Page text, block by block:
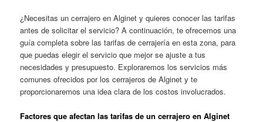
¿Necesitas un cerrajero en Alginet y quieres conocer las tarifas
antes de solicitar el servicio? A continuación, te ofrecemos una
guía completa sobre las tarifas de cerrajería en esta zona, para
que puedas elegir el servicio que mejor se ajuste a tus
necesidades y presupuesto. Exploraremos los servicios más
comunes ofrecidos por los cerrajeros de Alginet y te
proporcionaremos una idea clara de los costos involucrados.
Factores que afectan las tarifas de un cerrajero en Alginet